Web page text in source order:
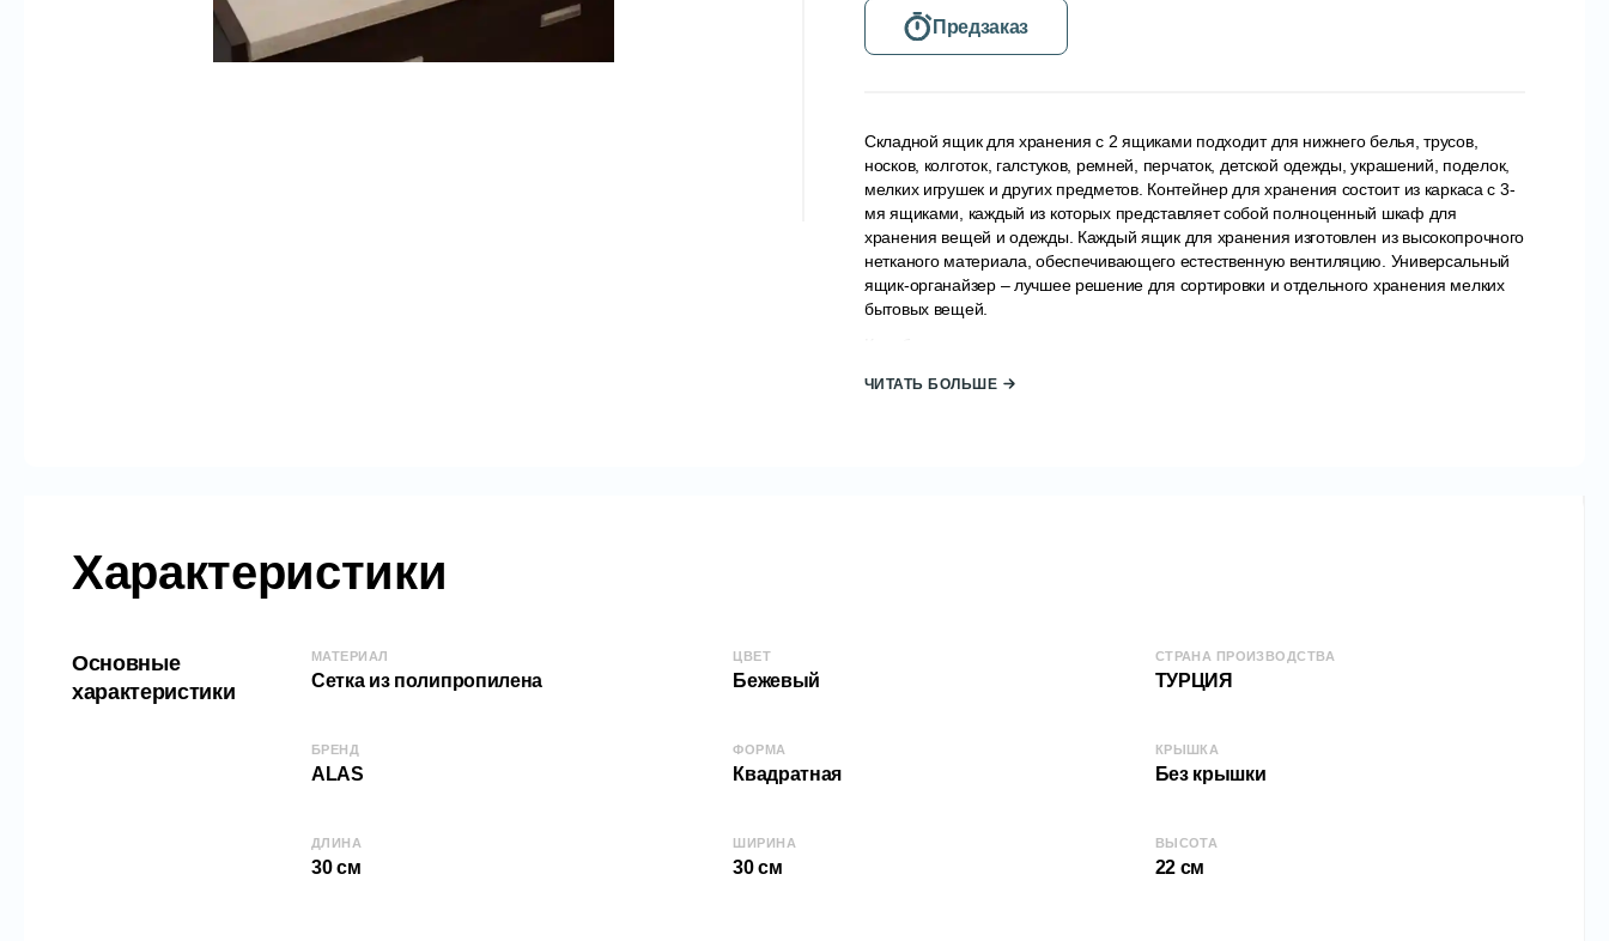
Предзаказ
Складной ящик для хранения с 2 ящиками подходит для нижнего белья, трусов,
носков, колготок, галстуков, ремней, перчаток, детской одежды, украшений, поделок,
мелких игрушек и других предметов. Контейнер для хранения состоит из каркаса с 3-
мя ящиками, каждый из которых представляет собой полноценный шкаф для
хранения вещей и одежды. Каждый ящик для хранения изготовлен из высокопрочного
нетканого материала, обеспечивающего естественную вентиляцию. Универсальный
ящик-органайзер – лучшее решение для сортировки и отдельного хранения мелких
бытовых вещей.
ЧИТАТЬ БОЛЬШЕ
Характеристики
Основные
характеристики
МАТЕРИАЛ
Сетка из полипропилена
ЦВЕТ
Бежевый
СТРАНА ПРОИЗВОДСТВА
ТУРЦИЯ
БРЕНД
ALAS
ФОРМА
Квадратная
КРЫШКА
Без крышки
ДЛИНА
30 см
ШИРИНА
30 см
ВЫСОТА
22 см